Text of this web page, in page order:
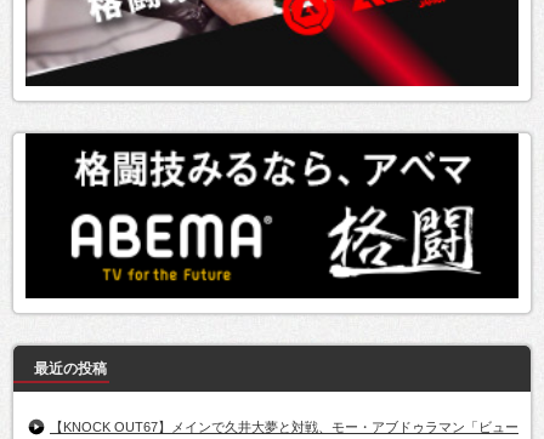
最近の投稿
【KNOCK OUT67】メインで久井大夢と対戦、モー・アブドゥラマン「ビュー